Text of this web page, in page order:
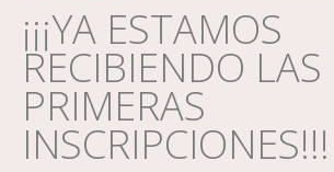
¡¡¡YA ESTAMOS
RECIBIENDO LAS
PRIMERAS
INSCRIPCIONES!!!